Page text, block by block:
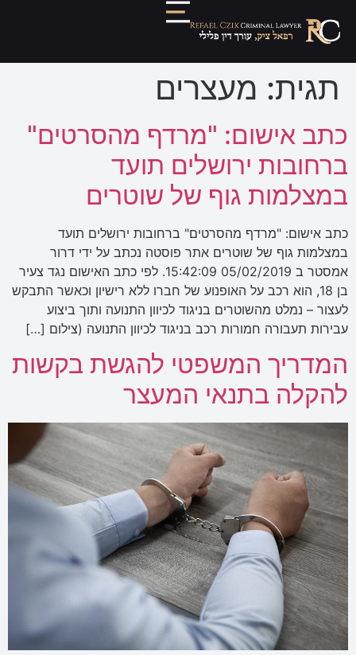
תגית: מעצרים
כתב אישום: "מרדף מהסרטים"
ברחובות ירושלים תועד
במצלמות גוף של שוטרים
כתב אישום: "מרדף מהסרטים" ברחובות ירושלים תועד
במצלמות גוף של שוטרים אתר פוסטה נכתב על ידי דרור
אמסטר ב 05/02/2019 15:42:09. לפי כתב האישום נגד צעיר
בן 18, הוא רכב על האופנוע של חברו ללא רישיון וכאשר התבקש
לעצור – נמלט מהשוטרים בניגוד לכיוון התנועה ותוך ביצוע
עבירות תעבורה חמורות רכב בניגוד לכיוון התנועה (צילום […]
המדריך המשפטי להגשת בקשות
להקלה בתנאי המעצר